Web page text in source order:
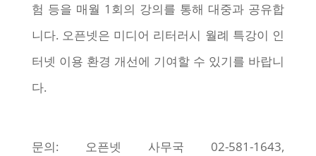
험 등을 매월 1회의 강의를 통해 대중과 공유합
니다. 오픈넷은 미디어 리터러시 월례 특강이 인
터넷 이용 환경 개선에 기여할 수 있기를 바랍니
다.
문의: 오픈넷 사무국 02-581-1643,